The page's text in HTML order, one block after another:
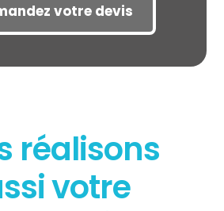
des risques
votre devis
réalisons
votre